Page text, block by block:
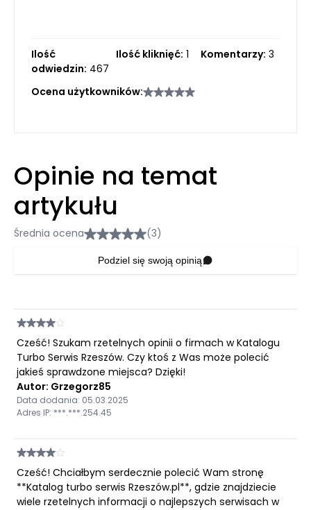
Ilość
odwiedzin: 467
Ilość kliknięć: 1 Komentarzy: 3
Ocena użytkowników:
Opinie na temat
artykułu
Średnia ocena (3)
Podziel się swoją opinią
Cześć! Szukam rzetelnych opinii o firmach w Katalogu
Turbo Serwis Rzeszów. Czy ktoś z Was może polecić
jakieś sprawdzone miejsca? Dzięki!
Autor: Grzegorz85
Data dodania: 05.03.2025
Adres IP: ***.***.254.45
Cześć! Chciałbym serdecznie polecić Wam stronę
**Katalog turbo serwis Rzeszów.pl**, gdzie znajdziecie
wiele rzetelnych informacji o najlepszych serwisach w